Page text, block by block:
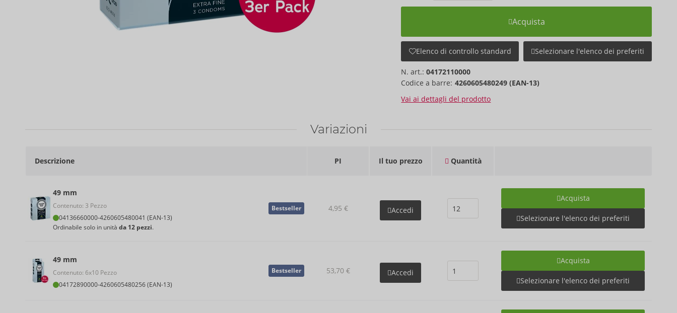
Acquista
Elenco di controllo standard Selezionare l'elenco dei preferiti
N. art.:04172110000
Codice a barre: 4260605480249 (EAN-13)
Vai ai dettagli del prodotto
Variazioni
Descrizione PI Il tuo prezzo Quantità
49 mm
Contenuto: 3 Pezzo
04136660000-4260605480041 (EAN-13)
Ordinabile solo in unità da 12 pezzi.
Bestseller 4,95 € Accedi
Acquista
Selezionare l'elenco dei preferiti
49 mm
Contenuto: 6x10 Pezzo
04172890000-4260605480256 (EAN-13)
Bestseller 53,70 € Accedi
Acquista
Selezionare l'elenco dei preferiti